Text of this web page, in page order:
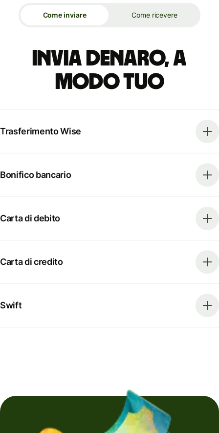
Come inviare Come ricevere
Invia denaro, a
modo tuo
Trasferimento Wise
Bonifico bancario
Carta di debito
Carta di credito
Swift